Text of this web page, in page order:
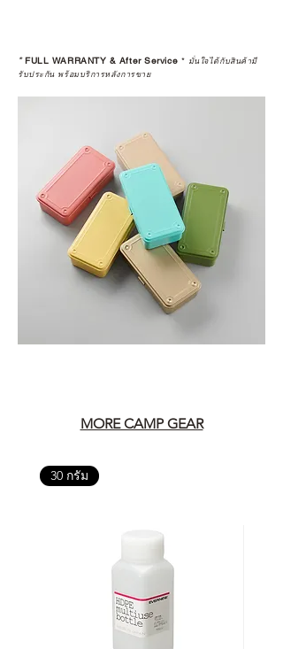
*FULL WARRANTY & After Service * มั่นใจได้กับสินค้ามี
รับประกัน พร้อมบริการหลังการขาย
MORE CAMP GEAR
30 กรัม